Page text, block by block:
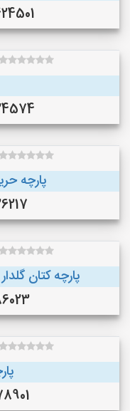
پارچه
پارچه کتان